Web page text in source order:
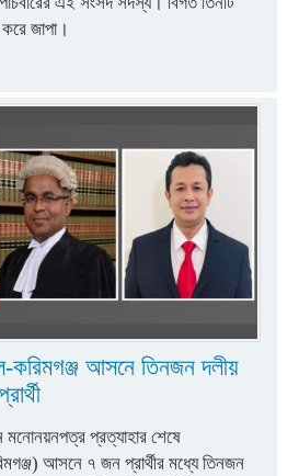
জাপা।
করিমগঞ্জ আসনে তিনজন দলীয়
মনোনয়নপত্র প্রত্যাহার শেষে
আসনে ৭ জন প্রার্থীর মধ্যে তিনজন